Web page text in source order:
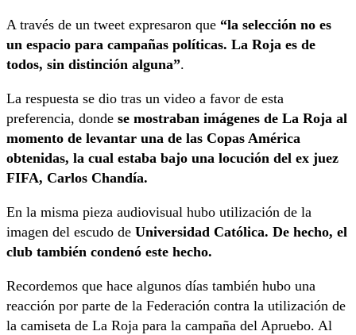
A través de un tweet expresaron que “la selección no es
un espacio para campañas políticas. La Roja es de
todos, sin distinción alguna”.
La respuesta se dio tras un video a favor de esta
preferencia, donde se mostraban imágenes de La Roja al
momento de levantar una de las Copas América
obtenidas, la cual estaba bajo una locución del ex juez
FIFA, Carlos Chandía.
En la misma pieza audiovisual hubo utilización de la
imagen del escudo de Universidad Católica. De hecho, el
club también condenó este hecho.
Recordemos que hace algunos días también hubo una
reacción por parte de la Federación contra la utilización de
la camiseta de La Roja para la campaña del Apruebo. Al